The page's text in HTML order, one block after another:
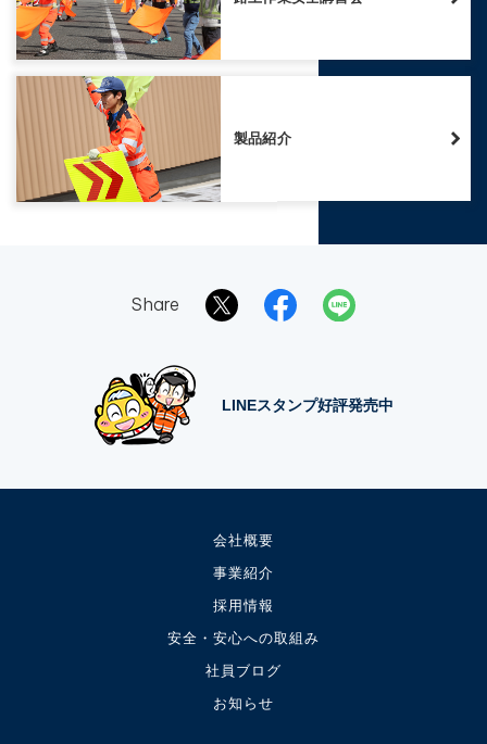
製品紹介
Share
LINEスタンプ好評発売中
会社概要
事業紹介
採用情報
安全・安心への取組み
社員ブログ
お知らせ